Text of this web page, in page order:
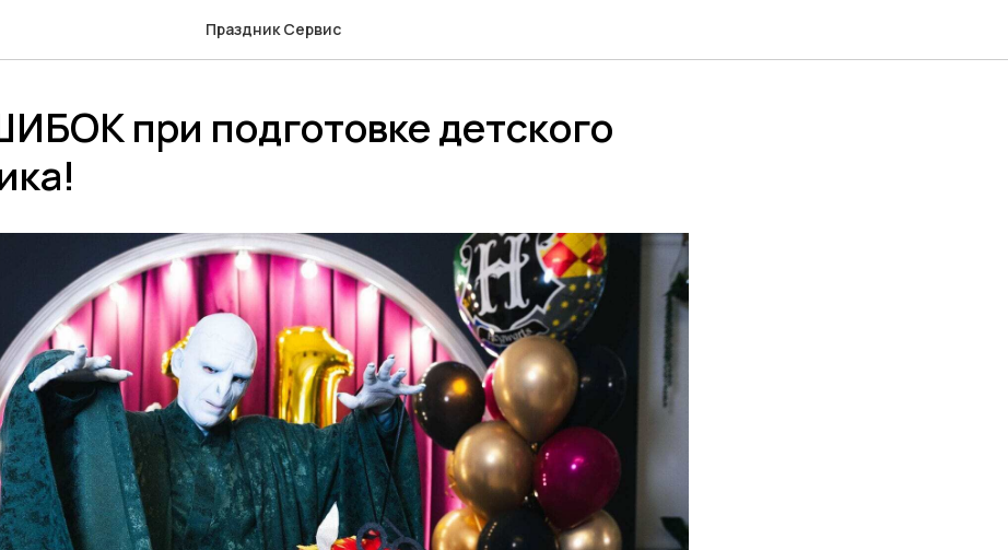
Праздник Сервис
при подготовке детского